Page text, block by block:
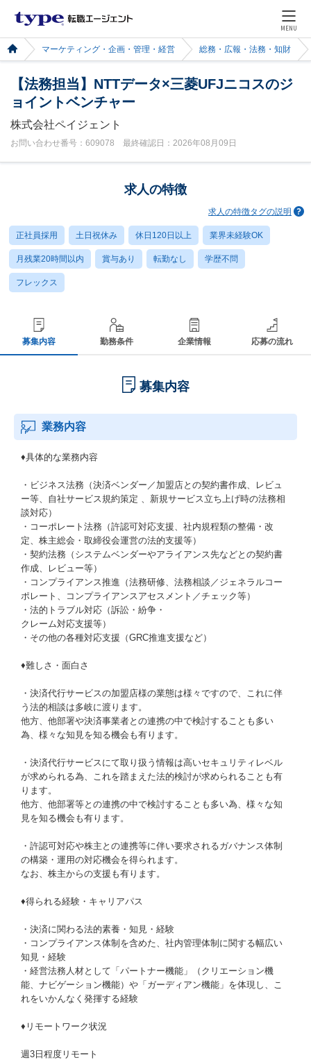
MENU
マーケティング・企画・管理・経営 総務・広報・法務・知財
【法務担当】NTTデータ×三菱UFJニコスのジ
ョイントベンチャー
株式会社ペイジェント
お問い合わせ番号：609078 最終確認日：2026年08月09日
求人の特徴
求人の特徴タグの説明
正社員採用 土日祝休み 休日120日以上 業界未経験OK
月残業20時間以内 賞与あり 転勤なし 学歴不問
フレックス
募集内容 勤務条件 企業情報 応募の流れ
募集内容
業務内容
♦具体的な業務内容
・ビジネス法務（決済ベンダー／加盟店との契約書作成、レビュ
ー等、自社サービス規約策定 、新規サービス立ち上げ時の法務相
談対応）
・コーポレート法務（許認可対応支援、社内規程類の整備・改
定、株主総会・取締役会運営の法的支援等）
・契約法務（システムベンダーやアライアンス先などとの契約書
作成、レビュー等）
・コンプライアンス推進（法務研修、法務相談／ジェネラルコー
ポレート、コンプライアンスアセスメント／チェック等）
・法的トラブル対応（訴訟・紛争・
クレーム対応支援等）
・その他の各種対応支援（GRC推進支援など）
♦難しさ・面白さ
・決済代行サービスの加盟店様の業態は様々ですので、これに伴
う法的相談は多岐に渡ります。
他方、他部署や決済事業者との連携の中で検討することも多い
為、様々な知見を知る機会も有ります。
・決済代行サービスにて取り扱う情報は高いセキュリティレベル
が求められる為、これを踏まえた法的検討が求められることも有
ります。
他方、他部署等との連携の中で検討することも多い為、様々な知
見を知る機会も有ります。
・許認可対応や株主との連携等に伴い要求されるガバナンス体制
の構築・運用の対応機会を得られます。
なお、株主からの支援も有ります。
♦得られる経験・キャリアパス
・決済に関わる法的素養・知見・経験
・コンプライアンス体制を含めた、社内管理体制に関する幅広い
知見・経験
・経営法務人材として「パートナー機能」（クリエーション機
能、ナビゲーション機能）や「ガーディアン機能」を体現し、こ
れをいかんなく発揮する経験
♦リモートワーク状況
週3日程度リモート